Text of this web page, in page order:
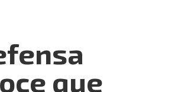
que